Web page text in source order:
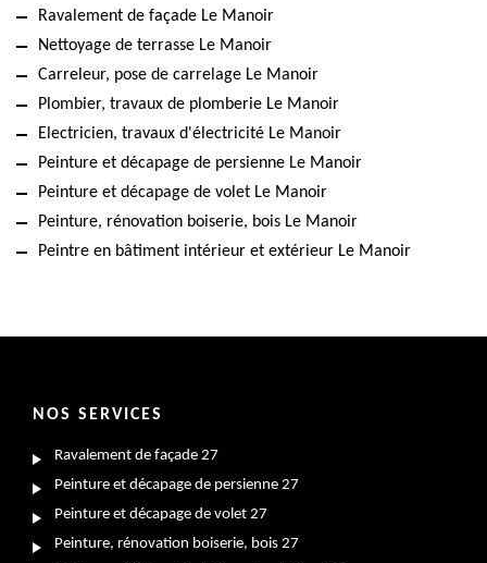
Ravalement de façade Le Manoir
Nettoyage de terrasse Le Manoir
Carreleur, pose de carrelage Le Manoir
Plombier, travaux de plomberie Le Manoir
Electricien, travaux d'électricité Le Manoir
Peinture et décapage de persienne Le Manoir
Peinture et décapage de volet Le Manoir
Peinture, rénovation boiserie, bois Le Manoir
Peintre en bâtiment intérieur et extérieur Le Manoir
NOS SERVICES
Ravalement de façade 27
Peinture et décapage de persienne 27
Peinture et décapage de volet 27
Peinture, rénovation boiserie, bois 27